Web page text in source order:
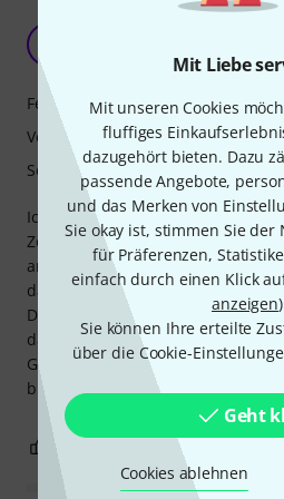
Mit Liebe
Mit unseren Cookies
fluffiges
dazugehört bieten. Dazu
passende Angebote,
und das Merken von
Sie okay ist, stimmen Sie der
für Präferenzen,
einfach durch einen Klick
anzeigen
Sie können Ihre erteilte
über die Cookie-
Geht
Cookies ablehnen
Elmo83
Ich nutze das Mikro mit 12V
Zoom H6. Funktioniert super. Ich
angesichts der Preisklasse,
das H6 als USB-Interface nutze
Das Probleme habe ich auch bei
dann im Internet eine Lösung
Geschichte zu erden. Seither
bin happy.
Features
Verarbeitung
Sound